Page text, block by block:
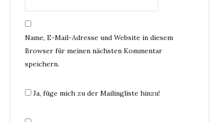
Name, E-Mail-Adresse und Website in diesem
Browser für meinen nächsten Kommentar
speichern.
Ja, füge mich zu der Mailingliste hinzu!